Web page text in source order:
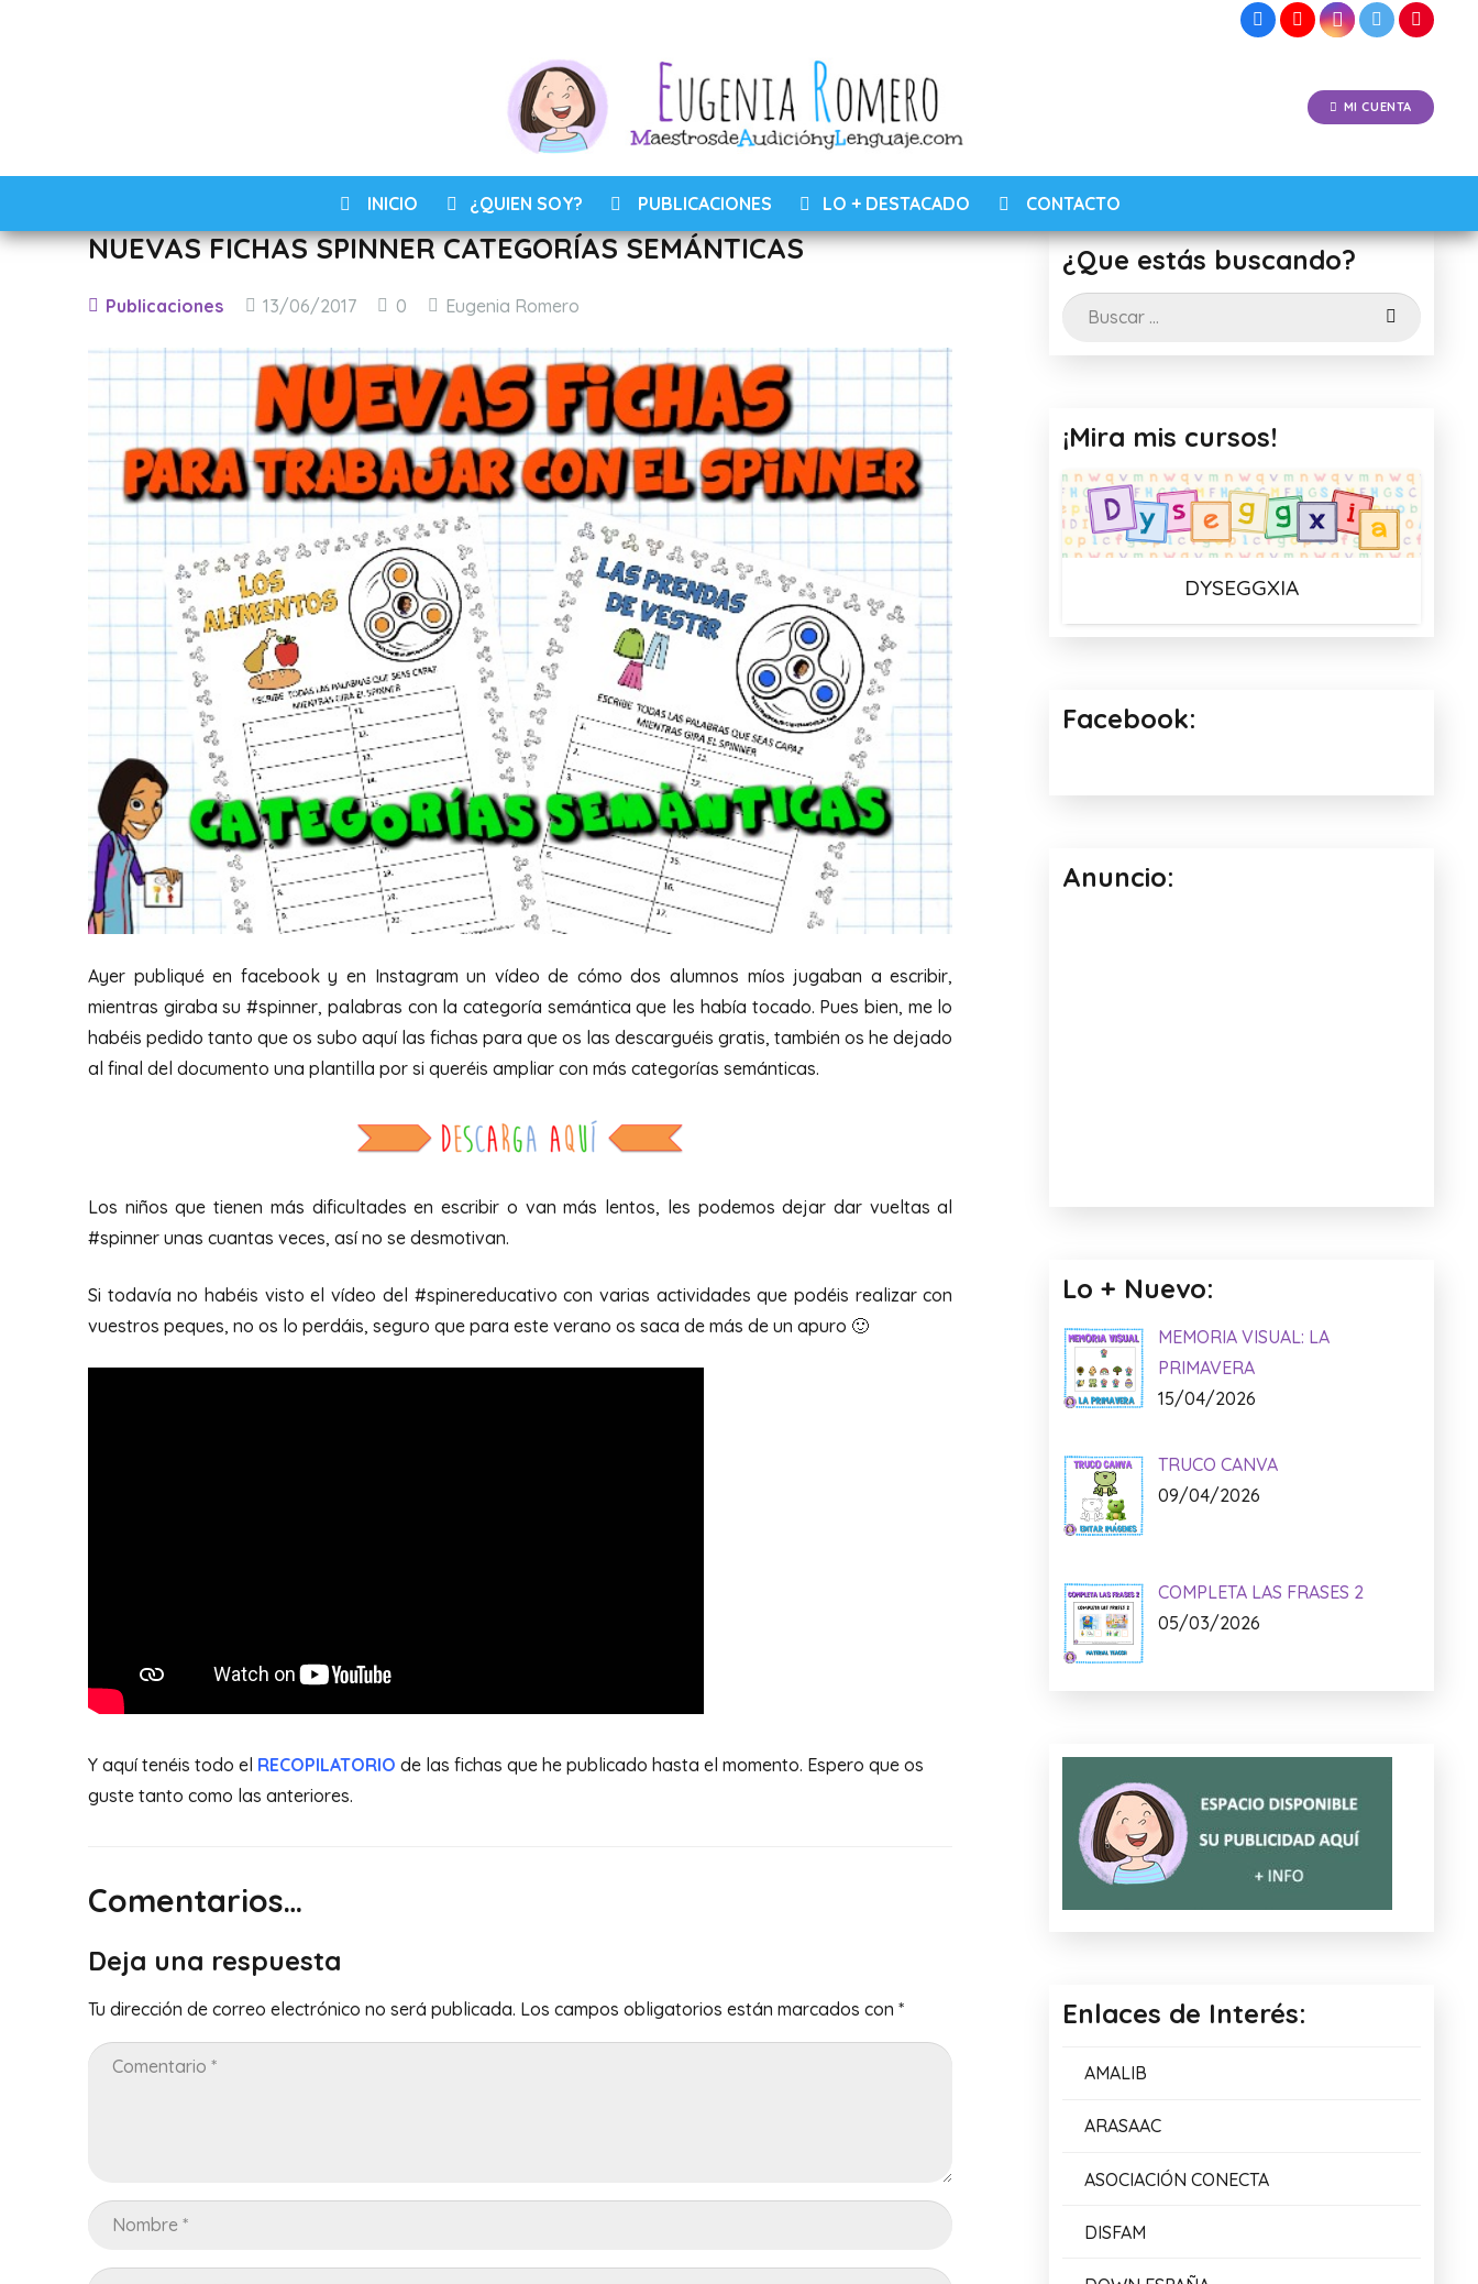
MI CUENTA
INICIO ¿QUIEN SOY? PUBLICACIONES LO + DESTACADO CONTACTO
NUEVAS FICHAS SPINNER CATEGORÍAS SEMÁNTICAS
Publicaciones 13/06/2017 0 Eugenia Romero
Ayer publiqué en facebook y en Instagram un vídeo de cómo dos alumnos míos jugaban a escribir,
mientras giraba su #spinner, palabras con la categoría semántica que les había tocado. Pues bien, me lo
habéis pedido tanto que os subo aquí las fichas para que os las descarguéis gratis, también os he dejado
al final del documento una plantilla por si queréis ampliar con más categorías semánticas.
Los niños que tienen más dificultades en escribir o van más lentos, les podemos dejar dar vueltas al
#spinner unas cuantas veces, así no se desmotivan.
Si todavía no habéis visto el vídeo del #spinereducativo con varias actividades que podéis realizar con
vuestros peques, no os lo perdáis, seguro que para este verano os saca de más de un apuro 🙂
Y aquí tenéis todo el RECOPILATORIO de las fichas que he publicado hasta el momento. Espero que os
guste tanto como las anteriores.
Comentarios…
Deja una respuesta
Tu dirección de correo electrónico no será publicada. Los campos obligatorios están marcados con *
¿Que estás buscando?
Buscar:
¡Mira mis cursos!
DYSEGGXIA
Facebook:
Anuncio:
Lo + Nuevo:
MEMORIA VISUAL: LA
PRIMAVERA
15/04/2026
TRUCO CANVA
09/04/2026
COMPLETA LAS FRASES 2
05/03/2026
Enlaces de Interés:
AMALIB
ARASAAC
ASOCIACIÓN CONECTA
DISFAM